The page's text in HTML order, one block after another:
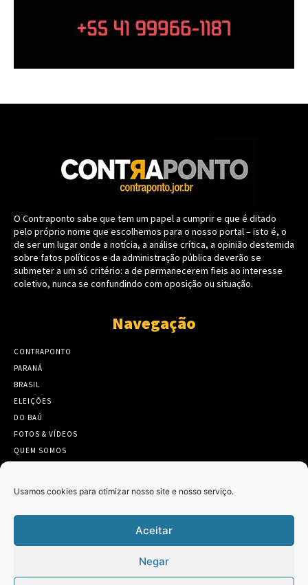
Usamos cookies para otimizar nosso site e nosso serviço.
Aceitar
Negar
O Contraponto sabe que tem um papel a cumprir e que é ditado
pelo próprio nome que escolhemos para o nosso portal – isto é, o
de ser um lugar onde a notícia, a análise crítica, a opinião destemida
sobre fatos políticos e da administração pública deverão se
submeter a um só critério: a de permanecerem fieis ao interesse
coletivo, nunca se confundindo com oposição ou situação.
Navegação
CONTRAPONTO
PARANÁ
BRASIL
ELEIÇÕES
DO BAÚ
FOTOS & VÍDEOS
QUEM SOMOS
Twitter
Tweets by Contraponto_jor
Clique para aceitar os cookies marketing
e ativar este conteúdo